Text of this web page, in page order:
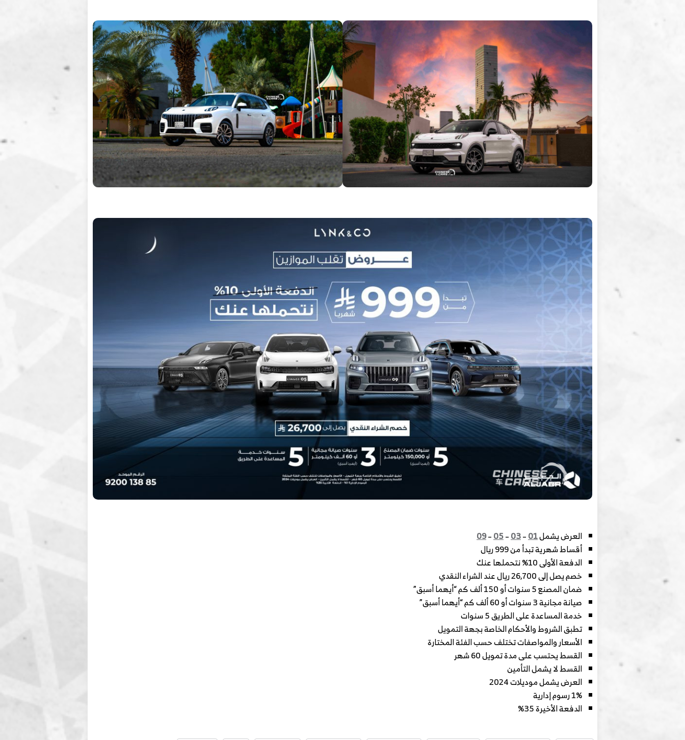
العرض يشمل01
–
03
–
05
–
09
أقساط شهرية تبدأ من 999 ريال
الدفعة الأولى 10% نتحملها عنك
خصم يصل إلى 26,700 ريال عند الشراء النقدي
ضمان المصنع 5 سنوات أو 150 ألف كم “أيهما أسبق”
صيانة مجانية 3 سنوات أو 60 ألف كم “أيهما أسبق”
خدمة المساعدة على الطريق 5 سنوات
تطبق الشروط والأحكام الخاصة بجهة التمويل
الأسعار والمواصفات تختلف حسب الفئة المختارة
القسط يحتسب على مدة تمويل 60 شهر
القسط لا يشمل التأمين
العرض يشمل موديلات 2024
1% رسوم إدارية
الدفعة الأخيرة 35%